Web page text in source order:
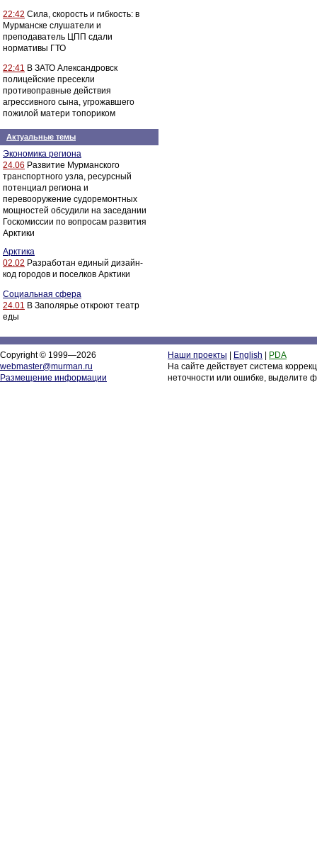
22:42 Сила, скорость и гибкость: в
Мурманске слушатели и
преподаватель ЦПП сдали
нормативы ГТО
22:41 В ЗАТО Александровск
полицейские пресекли
противоправные действия
агрессивного сына, угрожавшего
пожилой матери топориком
Актуальные темы
Экономика региона
24.06 Развитие Мурманского
транспортного узла, ресурсный
потенциал региона и
перевооружение судоремонтных
мощностей обсудили на заседании
Госкомиссии по вопросам развития
Арктики
Арктика
02.02 Разработан единый дизайн-
код городов и поселков Арктики
Социальная сфера
24.01 В Заполярье откроют театр
еды
Copyright © 1999—2026
webmaster@murman.ru
Размещение информации
Наши проекты English
PDA
На сайте действует система
неточности или ошибке, выделите